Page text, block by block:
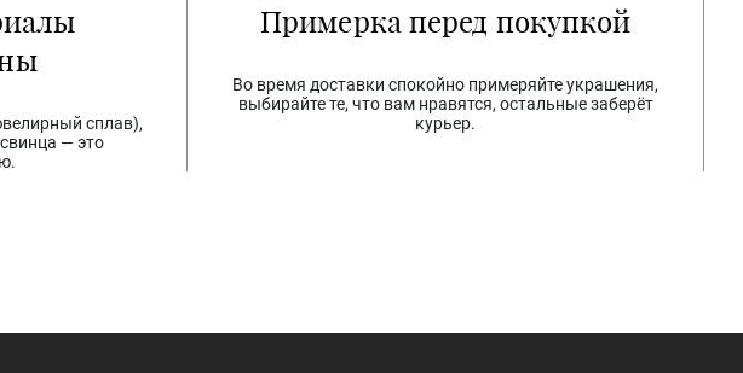
сплав),
— это
Примерка перед покупкой
Во время доставки спокойно примеряйте украшения,
выбирайте те, что вам нравятся, остальные заберёт
курьер.